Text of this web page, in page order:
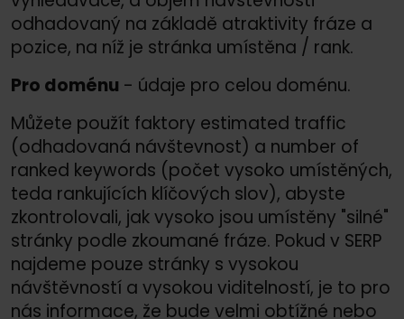
odhadovaný na základě atraktivity fráze a
pozice, na níž je stránka umístěna / rank.
Pro doménu - údaje pro celou doménu.
Můžete použít faktory estimated traffic
(odhadovaná návštevnost) a number of
ranked keywords (počet vysoko umístěných,
teda rankujících klíčových slov), abyste
zkontrolovali, jak vysoko jsou umístěny "silné"
stránky podle zkoumané fráze. Pokud v SERP
najdeme pouze stránky s vysokou
návštěvností a vysokou viditelností, je to pro
nás informace, že bude velmi obtížné nebo